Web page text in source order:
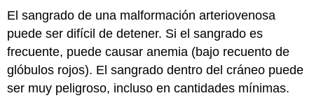
El sangrado de una malformación arteriovenosa
puede ser difícil de detener. Si el sangrado es
frecuente, puede causar anemia (bajo recuento de
glóbulos rojos). El sangrado dentro del cráneo puede
ser muy peligroso, incluso en cantidades mínimas.